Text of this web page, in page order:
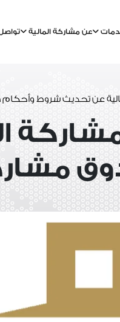
عن مشاركة المالية
عن تحديث شروط